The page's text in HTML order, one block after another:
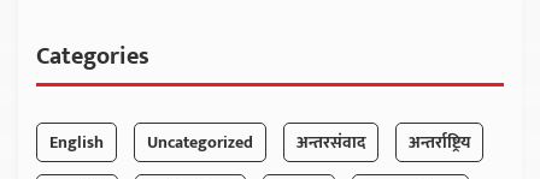
Categories
English Uncategorized अन्तरसंवाद
अन्तर्राष्ट्रिय